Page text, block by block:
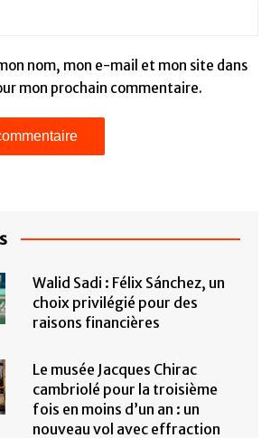
nom, mon e-mail et mon site dans
mon prochain commentaire.
Walid Sadi : Félix Sánchez, un
choix privilégié pour des
raisons financières
Le musée Jacques Chirac
cambriolé pour la troisième
fois en moins d’un an : un
nouveau vol avec effraction